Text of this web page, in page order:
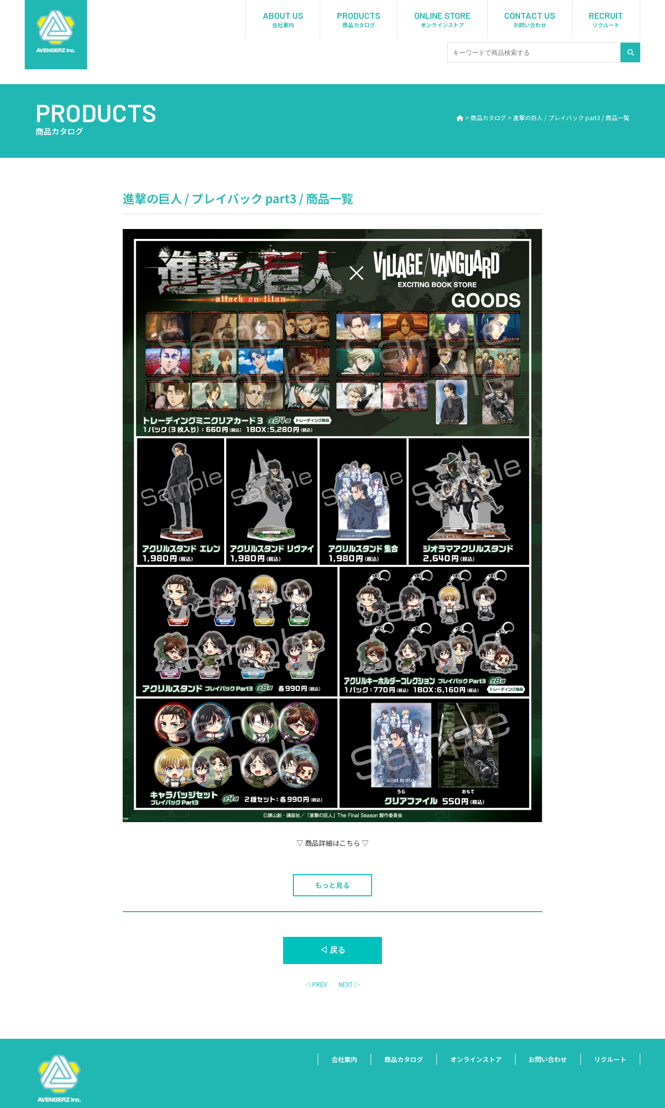
ABOUT US
会社案内
PRODUCTS
商品カタログ
ONLINE STORE
オンラインストア
CONTACT US
お問い合わせ
RECRUIT
リクルート
PRODUCTS
商品カタログ
> 商品カタログ > 進撃の巨人 / プレイバック part3 / 商品一覧
進撃の巨人 / プレイバック part3 / 商品一覧
▽ 商品詳細はこちら ▽
もっと見る
◁ 戻る
◁ PREV NEXT ▷
会社案内 商品カタログ オンラインストア お問い合わせ リクルート